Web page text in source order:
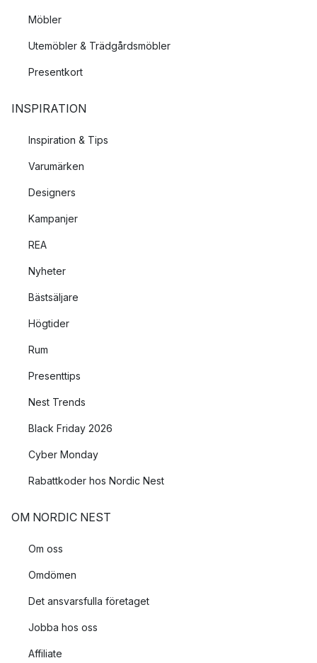
Möbler
Utemöbler & Trädgårdsmöbler
Presentkort
INSPIRATION
Inspiration & Tips
Varumärken
Designers
Kampanjer
REA
Nyheter
Bästsäljare
Högtider
Rum
Presenttips
Nest Trends
Black Friday 2026
Cyber Monday
Rabattkoder hos Nordic Nest
OM NORDIC NEST
Om oss
Omdömen
Det ansvarsfulla företaget
Jobba hos oss
Affiliate